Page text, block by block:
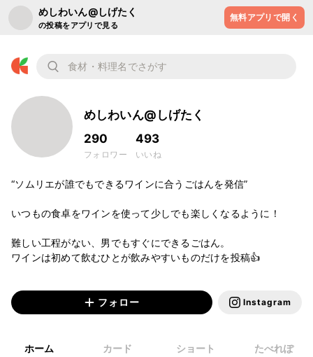
めしわいん@しげたく
の投稿をアプリで見る
無料アプリで開く
めしわいん@しげたく
290
フォロワー
493
いいね
“ソムリエが誰でもできるワインに合うごはんを発信”
いつもの食卓をワインを使って少しでも楽しくなるように！
難しい工程がない、男でもすぐにできるごはん。
ワインは初めて飲むひとが飲みやすいものだけを投稿👍
フォロー Instagram
ホーム カード ショート たべれぽ